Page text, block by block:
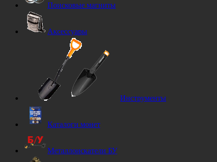
Поисковые магниты
Аксессуары
Инструменты
Каталоги монет
Металлоискатели БУ